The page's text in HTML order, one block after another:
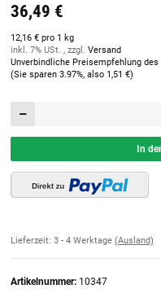
36,49 €
12,16 € pro 1 kg
inkl. 7% USt. , zzgl. Versand
Unverbindliche Preisempfehlung
(Sie sparen 3.97%, also 1,51 €)
In
Lieferzeit: 3 - 4 Werktage (Ausland)
Artikelnummer: 10347